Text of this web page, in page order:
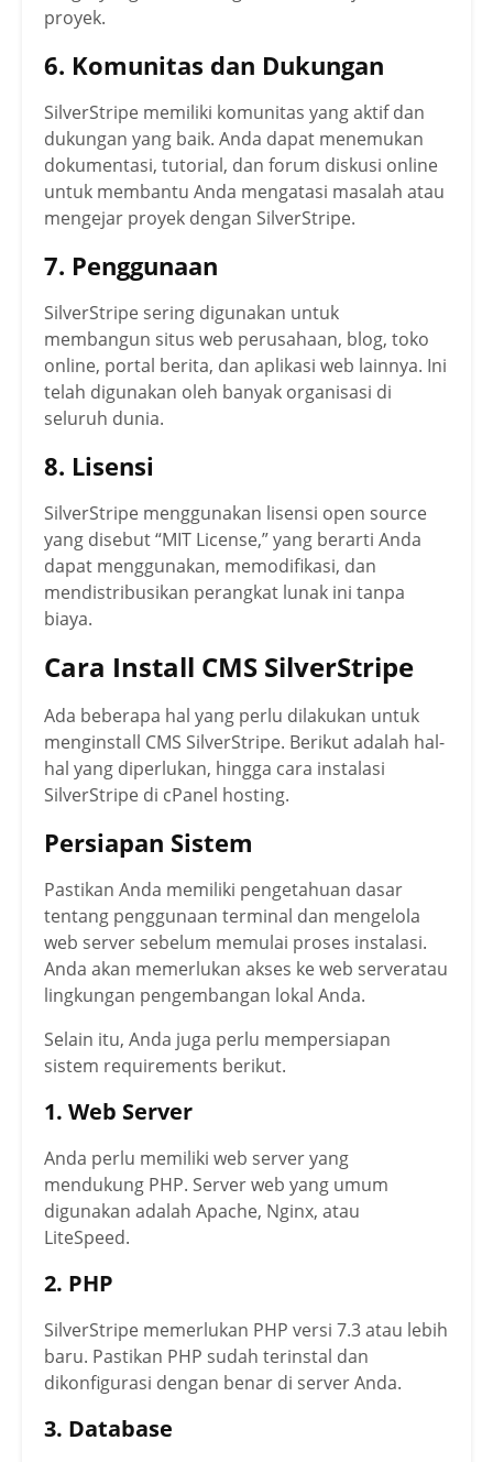
proyek.
6. Komunitas dan Dukungan
SilverStripe memiliki komunitas yang aktif dan
dukungan yang baik. Anda dapat menemukan
dokumentasi, tutorial, dan forum diskusi online
untuk membantu Anda mengatasi masalah atau
mengejar proyek dengan SilverStripe.
7. Penggunaan
SilverStripe sering digunakan untuk
membangun situs web perusahaan, blog, toko
online, portal berita, dan aplikasi web lainnya. Ini
telah digunakan oleh banyak organisasi di
seluruh dunia.
8. Lisensi
SilverStripe menggunakan lisensi open source
yang disebut “MIT License,” yang berarti Anda
dapat menggunakan, memodifikasi, dan
mendistribusikan perangkat lunak ini tanpa
biaya.
Cara Install CMS SilverStripe
Ada beberapa hal yang perlu dilakukan untuk
menginstall CMS SilverStripe. Berikut adalah hal-
hal yang diperlukan, hingga cara instalasi
SilverStripe di cPanel hosting.
Persiapan Sistem
Pastikan Anda memiliki pengetahuan dasar
tentang penggunaan terminal dan mengelola
web server sebelum memulai proses instalasi.
Anda akan memerlukan akses ke web serveratau
lingkungan pengembangan lokal Anda.
Selain itu, Anda juga perlu mempersiapan
sistem requirements berikut.
1. Web Server
Anda perlu memiliki web server yang
mendukung PHP. Server web yang umum
digunakan adalah Apache, Nginx, atau
LiteSpeed.
2. PHP
SilverStripe memerlukan PHP versi 7.3 atau lebih
baru. Pastikan PHP sudah terinstal dan
dikonfigurasi dengan benar di server Anda.
3. Database